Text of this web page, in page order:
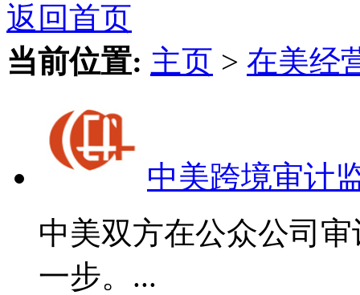
返回首页
当前位置: 主页 > 在美经
中美跨境审计
中美双方在公众公司
一步。...